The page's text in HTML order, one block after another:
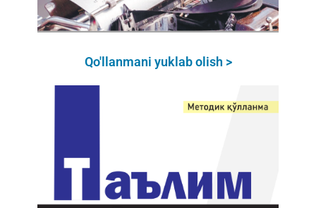
Qo'llanmani yuklab olish >